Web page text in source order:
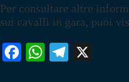
Per consultare altre
sui cavalli in gara, puoi
Fa W
Te